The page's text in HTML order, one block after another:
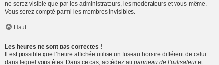
ne serez visible que par les administrateurs, les modérateurs et vous-même.
Vous serez compté parmi les membres invisibles.
Haut
Les heures ne sont pas correctes !
Il est possible que l’heure affichée utilise un fuseau horaire différent de celui
dans lequel vous êtes. Dans ce cas, accédez au panneau de l’utilisateuret